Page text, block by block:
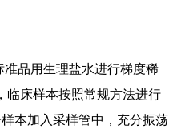
准品用生理盐水进行梯度稀
临床样本按照常规方法进行
本加入采样管中，充分振荡